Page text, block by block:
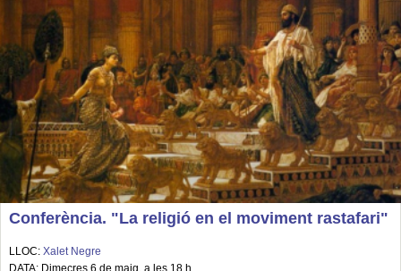
Conferència. "La religió en el moviment rastafari"
LLOC: Xalet Negre